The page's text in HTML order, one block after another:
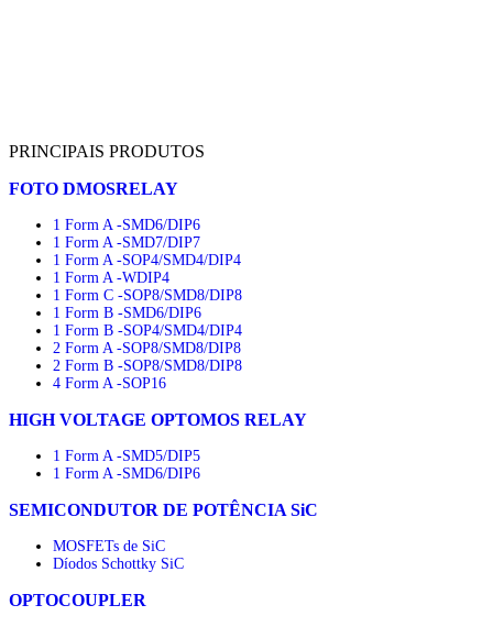
PRINCIPAIS PRODUTOS
FOTO DMOSRELAY
1 Form A -SMD6/DIP6
1 Form A -SMD7/DIP7
1 Form A -SOP4/SMD4/DIP4
1 Form A -WDIP4
1 Form C -SOP8/SMD8/DIP8
1 Form B -SMD6/DIP6
1 Form B -SOP4/SMD4/DIP4
2 Form A -SOP8/SMD8/DIP8
2 Form B -SOP8/SMD8/DIP8
4 Form A -SOP16
HIGH VOLTAGE OPTOMOS RELAY
1 Form A -SMD5/DIP5
1 Form A -SMD6/DIP6
SEMICONDUTOR DE POTÊNCIA SiC
MOSFETs de SiC
Díodos Schottky SiC
OPTOCOUPLER